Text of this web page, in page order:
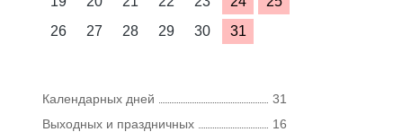
26
27 28 29 30 31
Календарных дней
31
Выходных и праздничных
16